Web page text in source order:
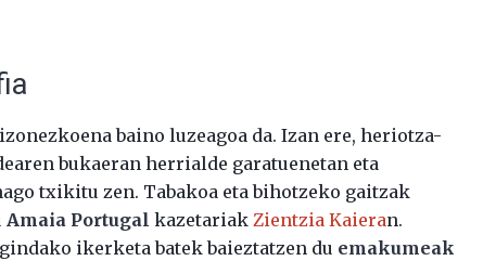
baino luzeagoa da. Izan ere, heriotza-
bukaeran herrialde garatuenetan eta
txikitu zen. Tabakoa eta bihotzeko gaitzak
Amaia Portugal kazetariakZientzia Kaieran.
ikerketa batek baieztatzen du emakumeak